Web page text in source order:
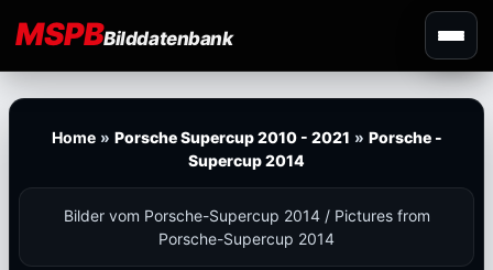
MSPBBilddatenbank
Home » Porsche Supercup 2010 - 2021 » Porsche -
Supercup 2014
Bilder vom Porsche-Supercup 2014 / Pictures from
Porsche-Supercup 2014